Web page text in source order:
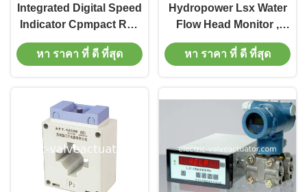
Integrated Digital Speed
Indicator Cpmpact Red
Buzzer Warning Lights
หา ราคา ที่ ดี ที่สุด
Hydropower Lsx Water
Flow Head Monitor ,
Turbine Flow Monitoring
System
หา ราคา ที่ ดี ที่สุด